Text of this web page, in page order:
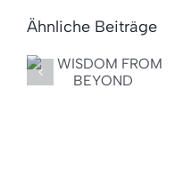
Ähnliche Beiträge